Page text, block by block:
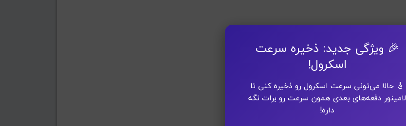
🎉 ویژگی جدید: ذخیره سرعت
اسکرول!
🎸 حالا می‌تونی سرعت اسکرول رو ذخیره کنی تا
لامینور دفعه‌های بعدی همون سرعت رو برات نگه
داره!